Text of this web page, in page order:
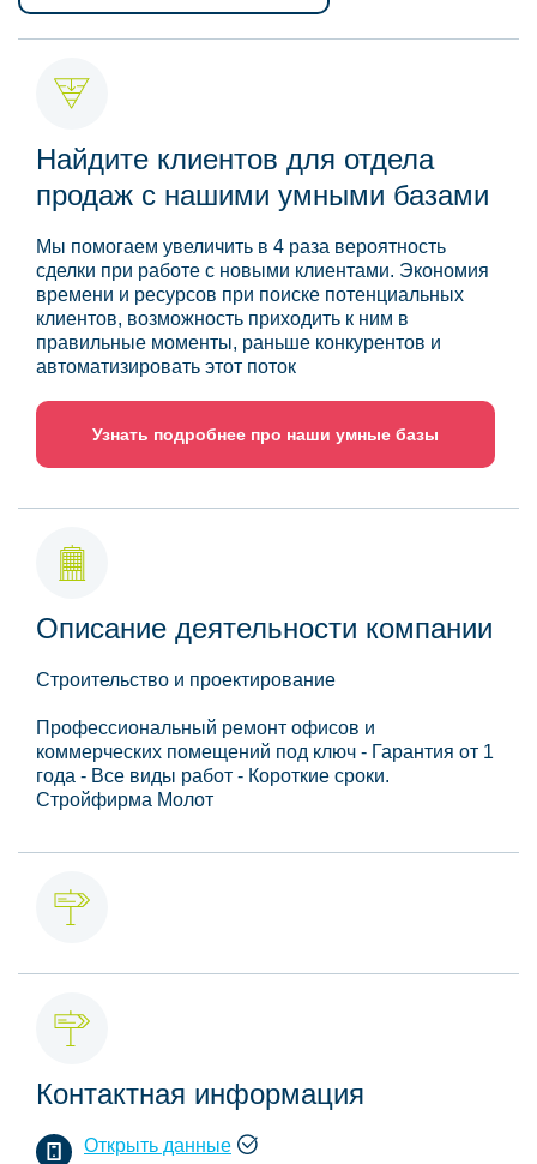
Найдите клиентов для отдела
продаж с нашими умными базами
Мы помогаем увеличить в 4 раза вероятность
сделки при работе с новыми клиентами. Экономия
времени и ресурсов при поиске потенциальных
клиентов, возможность приходить к ним в
правильные моменты, раньше конкурентов и
автоматизировать этот поток
Узнать подробнее про наши умные базы
Описание деятельности компании
Строительство и проектирование
Профессиональный ремонт офисов и
коммерческих помещений под ключ - Гарантия от 1
года - Все виды работ - Короткие сроки.
Стройфирма Молот
Контактная информация
Открыть данные